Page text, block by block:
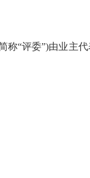
“评委”)由业主代